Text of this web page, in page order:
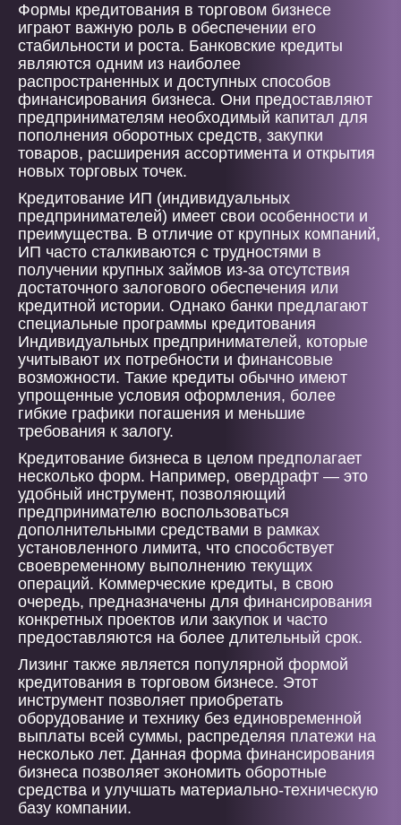
Формы кредитования в торговом бизнесе
играют важную роль в обеспечении его
стабильности и роста. Банковские кредиты
являются одним из наиболее
распространенных и доступных способов
финансирования бизнеса. Они предоставляют
предпринимателям необходимый капитал для
пополнения оборотных средств, закупки
товаров, расширения ассортимента и открытия
новых торговых точек.
Кредитование ИП (индивидуальных
предпринимателей) имеет свои особенности и
преимущества. В отличие от крупных компаний,
ИП часто сталкиваются с трудностями в
получении крупных займов из-за отсутствия
достаточного залогового обеспечения или
кредитной истории. Однако банки предлагают
специальные программы кредитования
Индивидуальных предпринимателей, которые
учитывают их потребности и финансовые
возможности. Такие кредиты обычно имеют
упрощенные условия оформления, более
гибкие графики погашения и меньшие
требования к залогу.
Кредитование бизнеса в целом предполагает
несколько форм. Например, овердрафт — это
удобный инструмент, позволяющий
предпринимателю воспользоваться
дополнительными средствами в рамках
установленного лимита, что способствует
своевременному выполнению текущих
операций. Коммерческие кредиты, в свою
очередь, предназначены для финансирования
конкретных проектов или закупок и часто
предоставляются на более длительный срок.
Лизинг также является популярной формой
кредитования в торговом бизнесе. Этот
инструмент позволяет приобретать
оборудование и технику без единовременной
выплаты всей суммы, распределяя платежи на
несколько лет. Данная форма финансирования
бизнеса позволяет экономить оборотные
средства и улучшать материально-техническую
базу компании.